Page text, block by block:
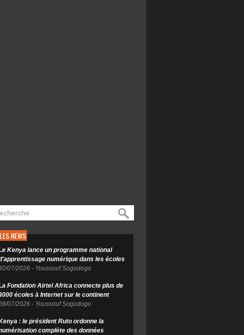
LES NEWS
Kenya lance un programme national
numérique dans les écoles
07/2026 - Youssouf Sogodogo
Fondation Airtel Africa connecte plus de
écoles à Internet sur le continent
07/2026 - Youssouf Sogodogo
: le président Ruto ordonne la
complète des données